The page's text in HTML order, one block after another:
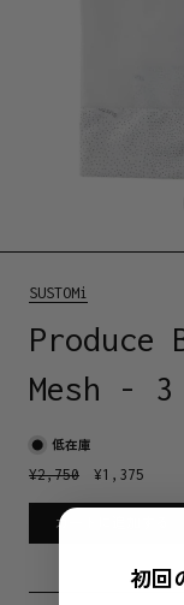
SUSTOMi
Produce
Mesh - 3
低在庫
¥2,750 ¥1,375
カートに追加する
初回